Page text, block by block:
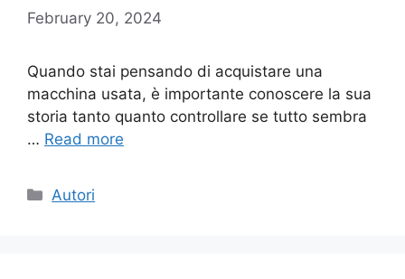
February 20, 2024
Quando stai pensando di acquistare una
macchina usata, è importante conoscere la sua
storia tanto quanto controllare se tutto sembra
… Read more
Categories
Autori